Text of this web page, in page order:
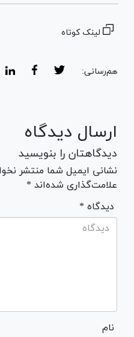
لینک کوتاه
هم‌رسانی:
ارسال دیدگاه
دیدگاهتان را بنویسید
نشانی ایمیل شما منتشر
علامت‌گذاری شده‌اند *
* دیدگاه
نام